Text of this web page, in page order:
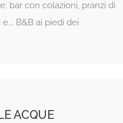
bar con colazioni, pranzi di
B&B ai piedi dei
ACQUE